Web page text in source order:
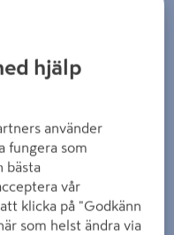
hjälp
använder
fungera som
bästa
vår
klicka på "Godkänn
som helst ändra via